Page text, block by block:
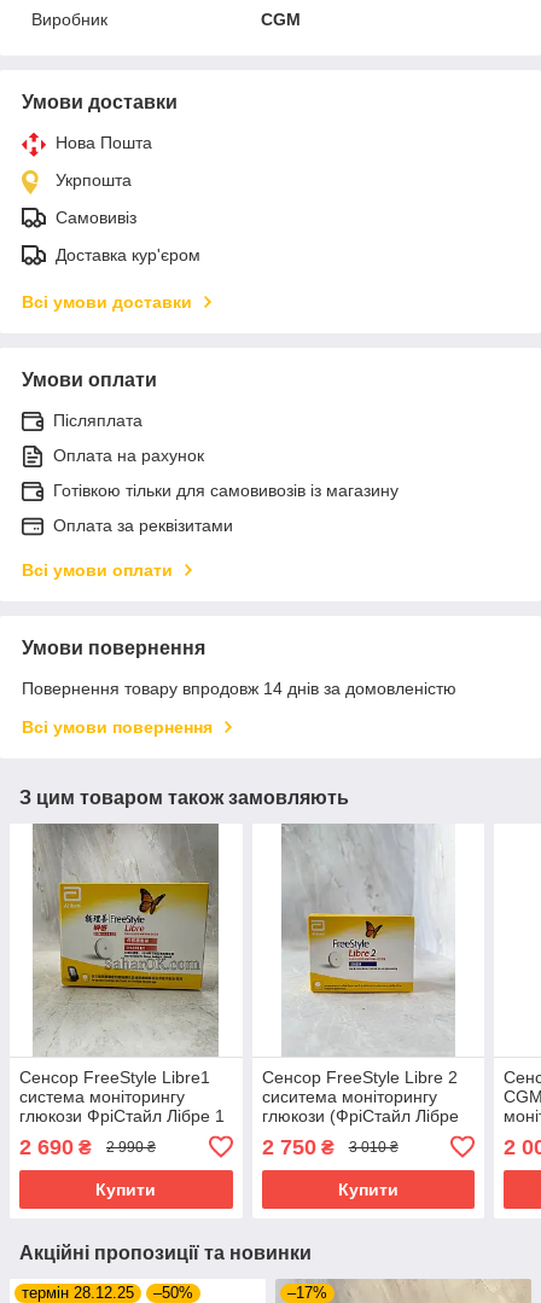
Виробник
CGM
Умови доставки
Нова Пошта
Укрпошта
Самовивіз
Доставка кур'єром
Всі умови доставки
Умови оплати
Післяплата
Оплата на рахунок
Готівкою тільки для самовивозів із магазину
Оплата за реквізитами
Всі умови оплати
Умови повернення
Повернення товару впродовж 14 днів за домовленістю
Всі умови повернення
З цим товаром також замовляють
Сенсор FreeStyle Libre1
система моніторингу
глюкози ФріСтайл Лібре 1
2 690 ₴ 2 990 ₴
Купити
Сенсор FreeStyle Libre 2
сиситема моніторингу
глюкози (ФріСтайл Лібре
2 750₴ 3 010 ₴
Купити
2
Акційні пропозиції та новинки
термін 28.12.25 –50% –17%